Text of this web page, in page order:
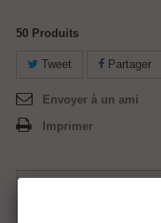
50 Produits
Tweet Partager
Envoyer à un ami
Imprimer